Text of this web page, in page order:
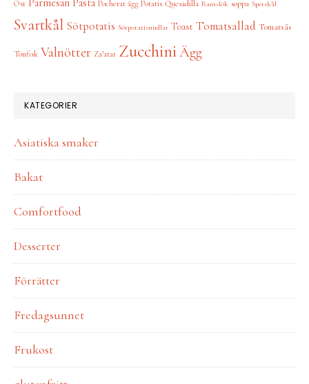
Ost Pocherat ägg Potatis Quesadilla Ramslök soppa Spetskål
Svartkål Sötpotatis Sötpotatisnudlar Toast Tomatsallad Tomatsås
Tonfisk Valnötter Za’atar ZucchiniÄgg
KATEGORIER
Asiatiska smaker
Bakat
Comfortfood
Desserter
Förrätter
Fredagsunnet
Frukost